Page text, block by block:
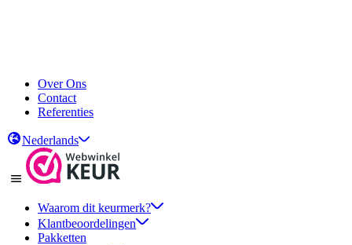
Over Ons
Contact
Referenties
Nederlands
Waarom dit keurmerk?
Klantbeoordelingen
Pakketten